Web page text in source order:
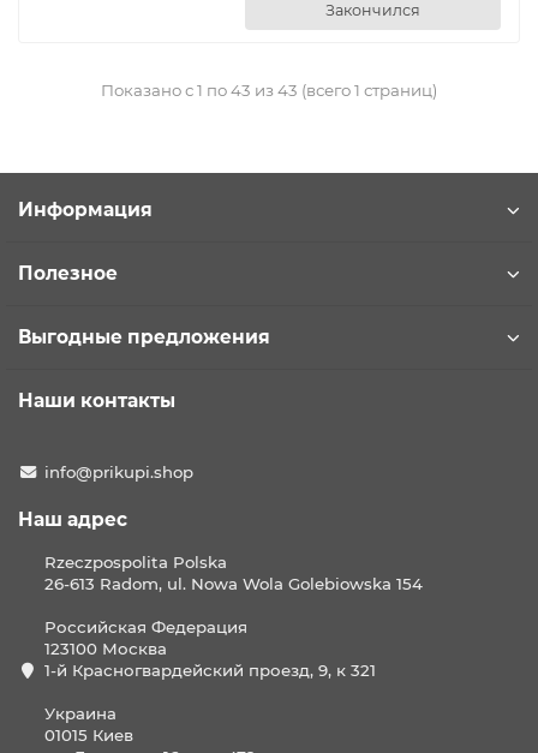
Закончился
Показано с 1 по 43 из 43 (всего 1 страниц)
Информация
Полезное
Выгодные предложения
Наши контакты
info@prikupi.shop
Наш адрес
Rzeczpospolita Polska
26-613 Radom, ul. Nowa Wola Golebiowska 154
Российская Федерация
123100 Москва
1-й Красногвардейский проезд, 9, к 321
Украина
01015 Киев